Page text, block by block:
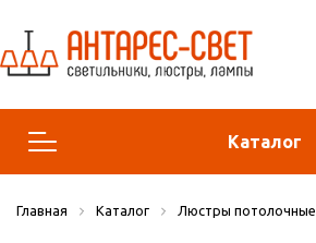
Каталог
Люстры и подвесы
Главная Каталог Люстры потолочные